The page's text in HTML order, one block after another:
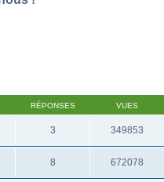
RÉPONSES VUES
3 349853
8 672078